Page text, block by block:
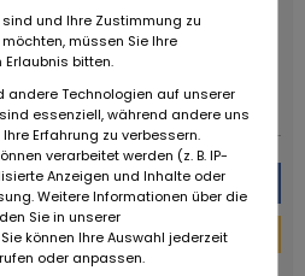
Zpráva
kalkulačka
bytarifcheck
und Ihre Zustimmung zu
müssen Sie Ihre
bitten.
andere Technologien auf unserer
essenziell, während andere uns
Erfahrung zu verbessern.
verarbeitet werden (z. B. IP-
Anzeigen und Inhalte oder
Weitere Informationen über die
Sie in unserer
Sie können Ihre Auswahl jederzeit
oder anpassen.